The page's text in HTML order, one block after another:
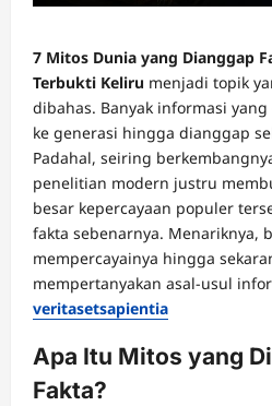
7 Mitos Dunia yang Dianggap
Terbukti Keliru menjadi topik
dibahas. Banyak informasi
ke generasi hingga dianggap
Padahal, seiring
penelitian modern justru
besar kepercayaan populer
fakta sebenarnya. Menariknya,
mempercayainya hingga
mempertanyakan asal-usul
veritasetsapientia
Apa Itu Mitos yang
Fakta?